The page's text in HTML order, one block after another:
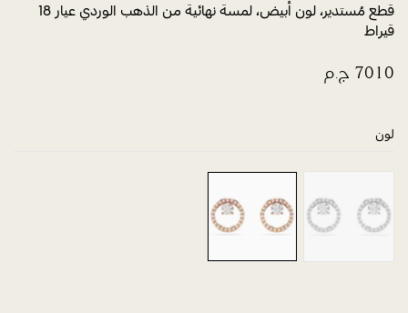
قطع مُستدير، لون أبيض، لمسة نهائية من الذهب الوردي عيار 18
قيراط
لون